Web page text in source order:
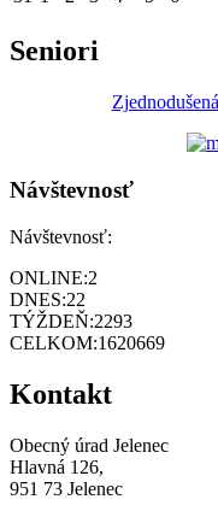
Seniori
Návštevnosť
Návštevnosť:
ONLINE:2
DNES:22
TÝŽDEŇ:2293
CELKOM:1620669
Kontakt
Obecný úrad Jelenec
Hlavná 126,
951 73 Jelenec